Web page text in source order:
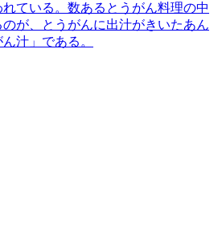
ている。数あるとうがん料理の中
が、とうがんに出汁がきいたあん
汁」である。